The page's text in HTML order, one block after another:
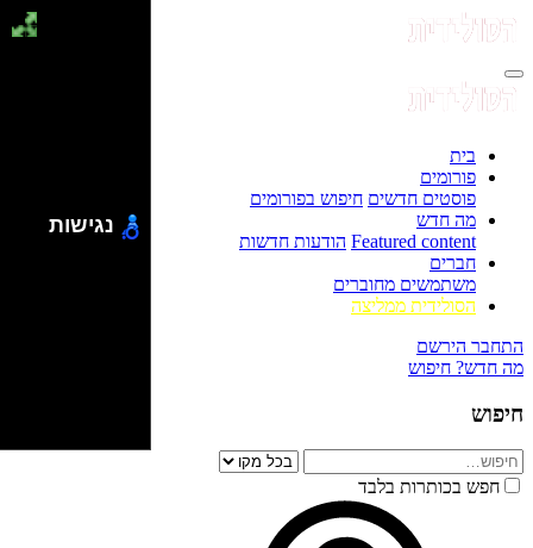
בית
פורומים
פוסטים חדשים חיפוש בפורומים
מה חדש
Featured content הודעות חדשות
חברים
משתמשים מחוברים
הסולידית ממליצה
התחבר הירשם
מה חדש? חיפוש
חיפוש
חפש בכותרות בלבד
נגישות